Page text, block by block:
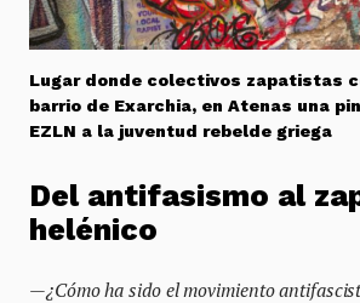
Lugar donde colectivos zapatistas
barrio de Exarchia, en Atenas una
EZLN a la juventud rebelde griega
Del antifasismo al
helénico
—¿Cómo ha sido el movimiento